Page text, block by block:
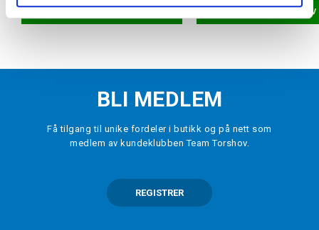
LEGG I HANDLEKURV
BLI MEDLEM
Få tilgang til unike fordeler i butikk og på nett som
medlem av kundeklubben Team Torshov.
REGISTRER